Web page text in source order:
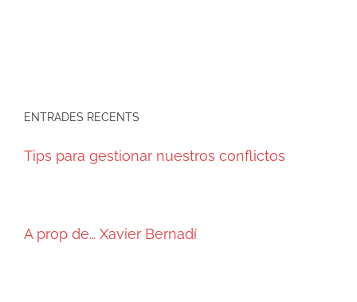
ENTRADES RECENTS
Tips para gestionar nuestros conflictos
A prop de… Xavier Bernadí